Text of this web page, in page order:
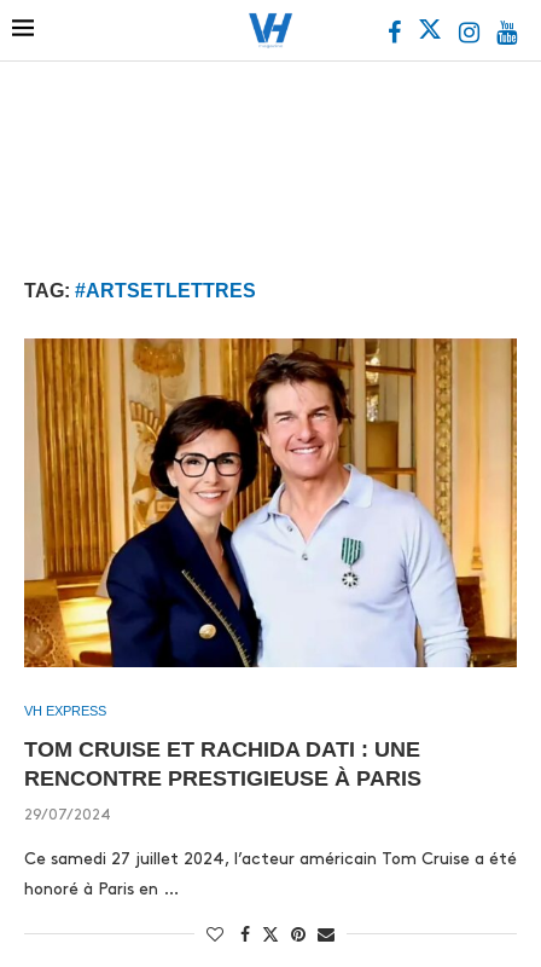
TAG: #ARTSETLETTRES
VH EXPRESS
TOM CRUISE ET RACHIDA DATI : UNE
RENCONTRE PRESTIGIEUSE À PARIS
29/07/2024
Ce samedi 27 juillet 2024, l’acteur américain Tom Cruise a été
honoré à Paris en …